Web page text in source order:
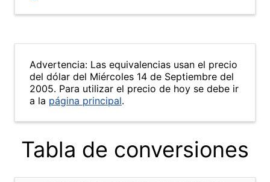
Advertencia: Las equivalencias usan el precio
del dólar del Miércoles 14 de Septiembre del
2005. Para utilizar el precio de hoy se debe ir
a la página principal.
Tabla de conversiones